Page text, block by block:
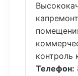
контроль
Телефон: